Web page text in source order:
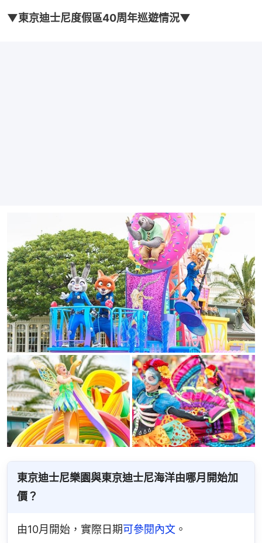
▼東京迪士尼度假區40周年巡遊情況▼
東京迪士尼樂園與東京迪士尼海洋由哪月開始加
價？
由10月開始，實際日期可參閱內文 。